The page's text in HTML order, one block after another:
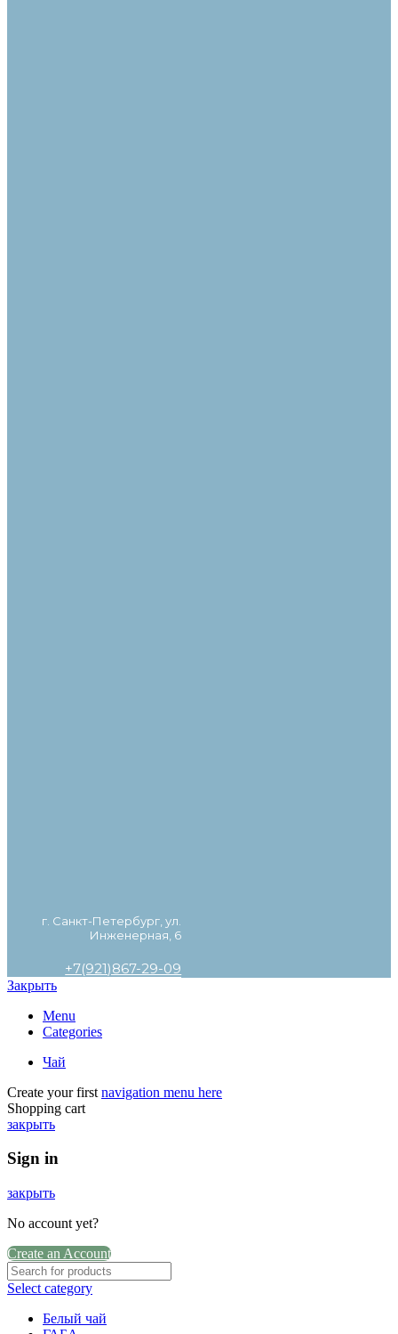
г. Санкт-Петербург, ул.
Инженерная, 6
+7(921)867-29-09
Закрыть
Menu
Categories
Чай
Create your first navigation menu here
Shopping cart
закрыть
Sign in
закрыть
No account yet?
Create an Account
Select category
Белый чай